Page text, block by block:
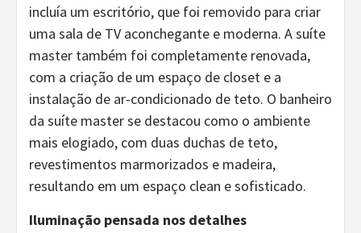
incluía um escritório, que foi removido para criar
uma sala de TV aconchegante e moderna. A suíte
master também foi completamente renovada,
com a criação de um espaço de closet e a
instalação de ar-condicionado de teto. O banheiro
da suíte master se destacou como o ambiente
mais elogiado, com duas duchas de teto,
revestimentos marmorizados e madeira,
resultando em um espaço clean e sofisticado.
Iluminação pensada nos detalhes